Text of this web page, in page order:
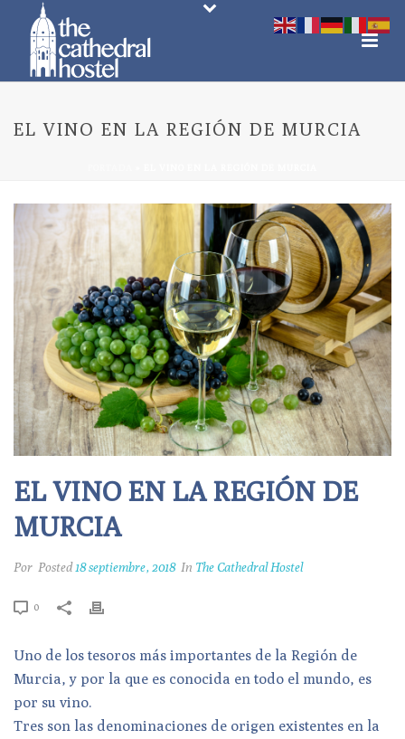
EL VINO EN LA REGIÓN DE MURCIA
EL VINO EN LA REGIÓN DE
MURCIA
Por Posted18 septiembre, 2018 In The Cathedral Hostel
0
Uno de los tesoros más importantes de la Región de
Murcia, y por la que es conocida en todo el mundo, es
por su vino.
Tres son las denominaciones de origen existentes en la